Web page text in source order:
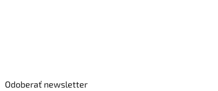
Odoberať newsletter